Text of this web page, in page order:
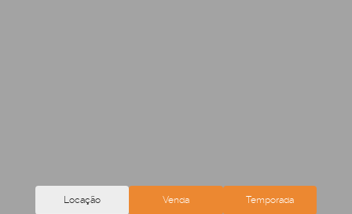
Locação Venda Temporada